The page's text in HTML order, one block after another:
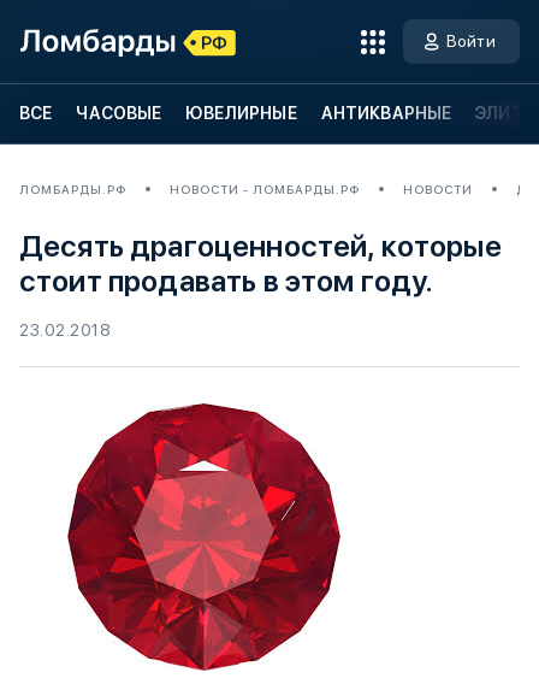
Войти
ВСЕ ЧАСОВЫЕ ЮВЕЛИРНЫЕ АНТИКВАРНЫЕ
ЛОМБАРДЫ.РФ НОВОСТИ - ЛОМБАРДЫ.РФ НОВОСТИ
Десять драгоценностей, которые
стоит продавать в этом году.
23.02.2018